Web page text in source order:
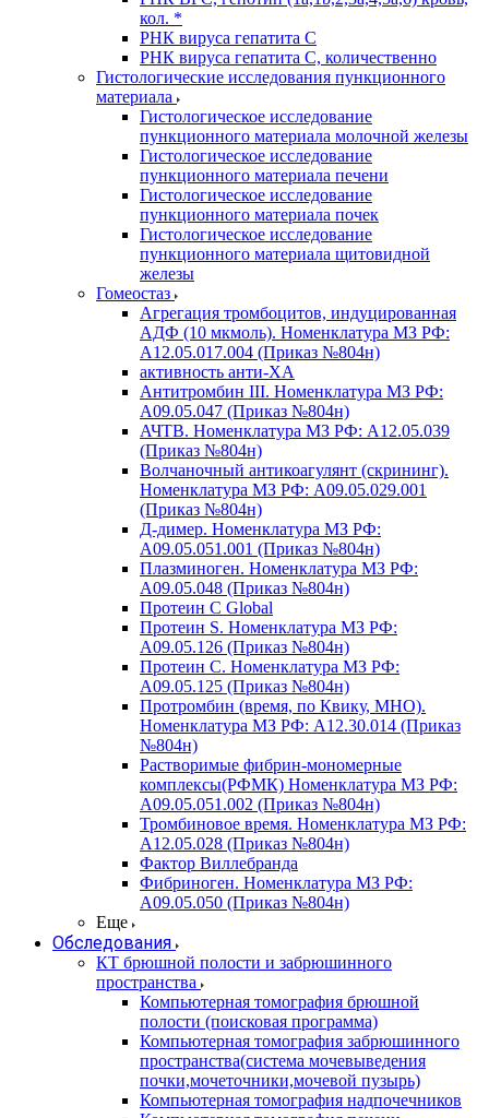
кол. *
РНК вируса гепатита C
РНК вируса гепатита C, количественно
Гистологические исследования пункционного
материала
Гистологическое исследование
пункционного материала молочной железы
Гистологическое исследование
пункционного материала печени
Гистологическое исследование
пункционного материала почек
Гистологическое исследование
пункционного материала щитовидной
железы
Гомеостаз
Агрегация тромбоцитов, индуцированная
АДФ (10 мкмоль). Номенклатура МЗ РФ:
A12.05.017.004 (Приказ №804н)
активность анти-ХА
Антитромбин III. Номенклатура МЗ РФ:
A09.05.047 (Приказ №804н)
АЧТВ. Номенклатура МЗ РФ: A12.05.039
(Приказ №804н)
Волчаночный антикоагулянт (скрининг).
Номенклатура МЗ РФ: A09.05.029.001
(Приказ №804н)
Д-димер. Номенклатура МЗ РФ:
A09.05.051.001 (Приказ №804н)
Плазминоген. Номенклатура МЗ РФ:
A09.05.048 (Приказ №804н)
Протеин C Global
Протеин S. Номенклатура МЗ РФ:
A09.05.126 (Приказ №804н)
Протеин С. Номенклатура МЗ РФ:
A09.05.125 (Приказ №804н)
Протромбин (время, по Квику, МНО).
Номенклатура МЗ РФ: A12.30.014 (Приказ
№804н)
Растворимые фибрин-мономерные
комплексы(РФМК) Номенклатура МЗ РФ:
A09.05.051.002 (Приказ №804н)
Тромбиновое время. Номенклатура МЗ РФ:
A12.05.028 (Приказ №804н)
Фактор Виллебранда
Фибриноген. Номенклатура МЗ РФ:
A09.05.050 (Приказ №804н)
Еще
Обследования
КТ брюшной полости и забрюшинного
пространства
Компьютерная томография брюшной
полости (поисковая программа)
Компьютерная томография забрюшинного
пространства(система мочевыведения
почки,мочеточники,мочевой пузырь)
Компьютерная томография надпочечников